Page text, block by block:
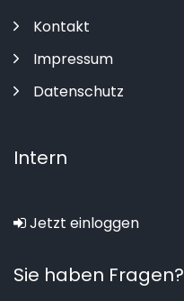
Kontakt
Impressum
Datenschutz
Intern
Jetzt einloggen
Sie haben Fragen?